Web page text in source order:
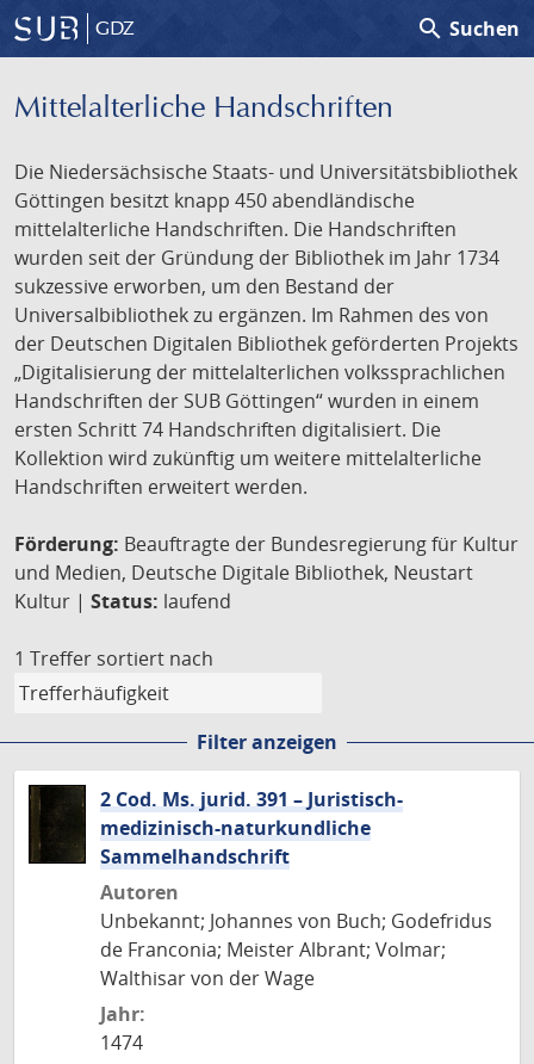
GDZ search Suchen
Mittelalterliche Handschriften
Die Niedersächsische Staats- und Universitätsbibliothek
Göttingen besitzt knapp 450 abendländische
mittelalterliche Handschriften. Die Handschriften
wurden seit der Gründung der Bibliothek im Jahr 1734
sukzessive erworben, um den Bestand der
Universalbibliothek zu ergänzen. Im Rahmen des von
der Deutschen Digitalen Bibliothek geförderten Projekts
„Digitalisierung der mittelalterlichen volkssprachlichen
Handschriften der SUB Göttingen“ wurden in einem
ersten Schritt 74 Handschriften digitalisiert. Die
Kollektion wird zukünftig um weitere mittelalterliche
Handschriften erweitert werden.
Förderung: Beauftragte der Bundesregierung für Kultur
und Medien, Deutsche Digitale Bibliothek, Neustart
Kultur | Status: laufend
1 Treffer sortiert nach
Filter anzeigen
2 Cod. Ms. jurid. 391 – Juristisch-
medizinisch-naturkundliche
Sammelhandschrift
Autoren
Unbekannt; Johannes von Buch; Godefridus
de Franconia; Meister Albrant; Volmar;
Walthisar von der Wage
Jahr:
1474